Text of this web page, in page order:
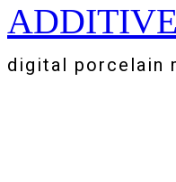
Zum
Inhalt
springen
digital porcelain